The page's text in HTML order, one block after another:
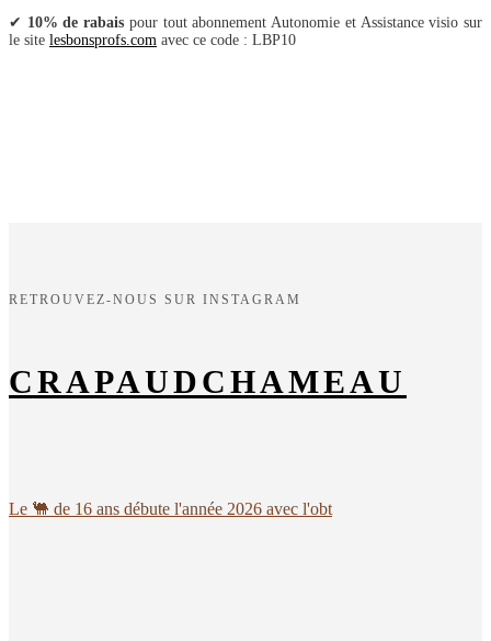
✔ 10% de rabais pour tout abonnement Autonomie et Assistance visio sur
le site lesbonsprofs.com avec ce code : LBP10
RETROUVEZ-NOUS SUR INSTAGRAM
CRAPAUDCHAMEAU
Le 🐫 de 16 ans débute l'année 2026 avec l'obt